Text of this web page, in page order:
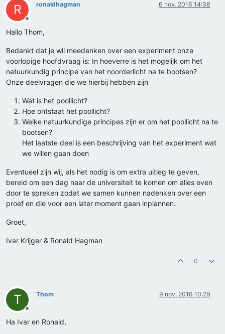
R
Offline
ronaldhagman 6 nov. 2016 14:38
Hallo Thom,
Bedankt dat je wil meedenken over een experiment onze
voorlopige hoofdvraag is: In hoeverre is het mogelijk om het
natuurkundig principe van het noorderlicht na te bootsen?
Onze deelvragen die we hierbij hebben zijn
Wat is het poollicht?
Hoe ontstaat het poollicht?
Welke natuurkundige principes zijn er om het poollicht na te
bootsen?
Het laatste deel is een beschrijving van het experiment wat
we willen gaan doen
Eventueel zijn wij, als het nodig is om extra uitleg te geven,
bereid om een dag naar de universiteit te komen om alles even
door te spreken zodat we samen kunnen nadenken over een
proef en die voor een later moment gaan inplannen.
Groet,
Ivar Krijger & Ronald Hagman
0
T
Offline
Thom 9 nov. 2016 10:29
Ha Ivar en Ronald,